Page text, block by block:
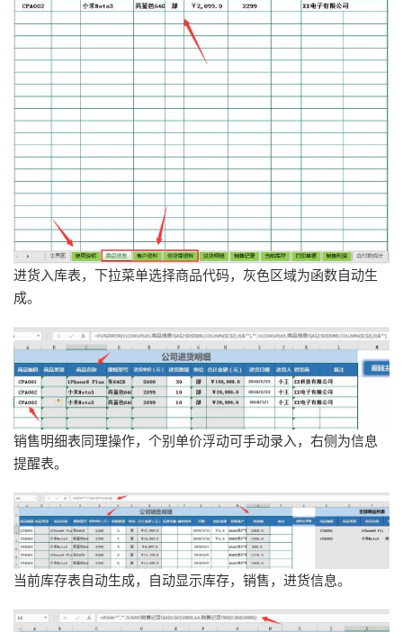
进货入库表，下拉菜单选择商品代码，灰色区域为函数自动生
成。
销售明细表同理操作，个别单价浮动可手动录入，右侧为信息
提醒表。
当前库存表自动生成，自动显示库存，销售，进货信息。